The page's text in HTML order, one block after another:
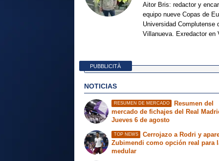
Aitor Bris: redactor y
equipo nueve Copas de
Universidad Complutense
Villanueva. Exredactor en
PUBBLICITÀ
NOTICIAS
RESUMEN DE MERCADO
Resumen del
mercado de fichajes del Real
Jueves 6 de agosto
TOP NEWS
Cerrojazo a Rodri y
Zubimendi como opción real para
medular